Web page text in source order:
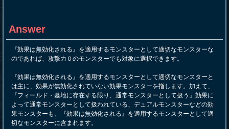
Answer
『効果は無効化される』を適用するモンスターとして適切なモンスターな
のであれば、攻撃力０のモンスターでも対象に選択できます。
『効果は無効化される』を適用するモンスターとして適切なモンスターと
は主に、効果が無効化されていない効果モンスターを指します。加えて、
『フィールド・墓地に存在する限り、通常モンスターとして扱う』効果に
よって通常モンスターとして扱われている、デュアルモンスターなどの効
果モンスターも、『効果は無効化される』を適用するモンスターとして適
切なモンスターに含まれます。